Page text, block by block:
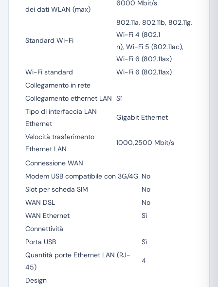
dei dati WLAN (max)
6000 Mbit/s
Standard Wi-Fi
802.11a, 802.11b, 802.11g,
Wi-Fi 4 (802.1
n), Wi-Fi 5 (802.11ac),
Wi-Fi 6 (802.11ax)
Wi-Fi standard
Wi-Fi 6 (802.11ax)
Collegamento in rete
Collegamento ethernet LAN Sì
Tipo di interfaccia LAN
Ethernet
Gigabit Ethernet
Velocità trasferimento
Ethernet LAN
1000,2500 Mbit/s
Connessione WAN
Modem USB compatibile con 3G/4G No
Slot per scheda SIM
No
WAN DSL
No
WAN Ethernet
Sì
Connettività
Porta USB
Sì
Quantità porte Ethernet LAN (RJ-
45)
4
Design